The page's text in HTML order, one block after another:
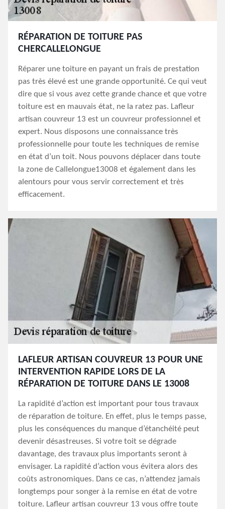
RÉPARATION DE TOITURE PAS
CHERCALLELONGUE
Réparer une toiture en payant un frais de prestation
pas très élevé est une grande opportunité. Ce qui veut
dire que si vous avez cette grande chance et que votre
toiture est en mauvais état, ne la ratez pas. Lafleur
artisan couvreur 13 est un couvreur professionnel et
expert. Nous disposons une connaissance très
professionnelle pour toute les techniques de remise
en état d’un toit. Nous pouvons déplacer dans toute
la zone de Callelongue13008 et également dans les
alentours pour vous servir correctement et très
efficacement.
LAFLEUR ARTISAN COUVREUR 13 POUR UNE
INTERVENTION RAPIDE LORS DE LA
RÉPARATION DE TOITURE DANS LE 13008
La rapidité d’action est important pour tous travaux
de réparation de toiture. En effet, plus le temps passe,
plus les conséquences du manque d’étanchéité peut
devenir désastreuses. Si votre toit se dégrade
davantage, des travaux plus importants seront à
envisager. La rapidité d’action vous évitera alors des
coûts astronomiques. Dans ce cas, n’attendez jamais
longtemps pour songer à la remise en état de votre
toiture. Lafleur artisan couvreur 13 vous offre toute